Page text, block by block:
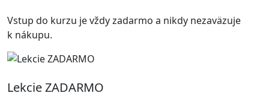
Vstup do kurzu je vždy zadarmo a nikdy nezaväzuje
k nákupu.
Lekcie ZADARMO